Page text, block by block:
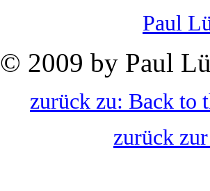
Paul
© 2009 by Paul
zurück zu: Back to
zurück